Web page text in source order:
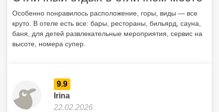
Особенно понравилось расположение, горы, виды — все
круто. В отеле есть все: бары, рестораны, бильярд, сауна,
баня, для детей развлекательные мероприятия, сервис на
высоте, номера супер.
9.9
Irina
22.02.2026